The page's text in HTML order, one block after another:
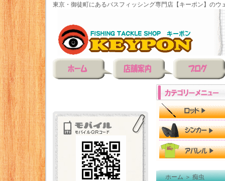
東京・御徒町にあるバスフィッシング専門店【キーポン】のウ
ホーム＞痴虫